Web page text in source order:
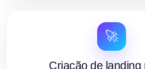
🚀
Criação de landing